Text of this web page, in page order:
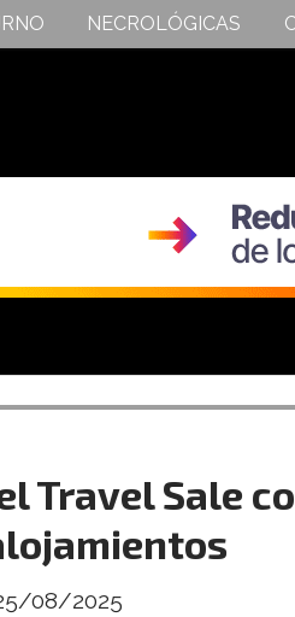
NECROLÓGICAS
Travel Sale
08/2025